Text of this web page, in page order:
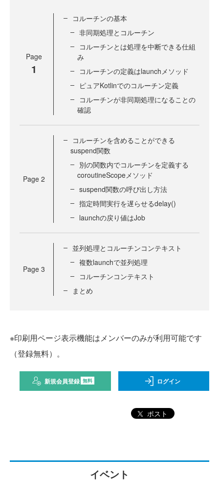
Page
1
コルーチンの基本
非同期処理とコルーチン
コルーチンとは処理を中断できる仕組
み
コルーチンの定義はlaunchメソッド
ピュアKotlinでのコルーチン定義
コルーチンが非同期処理になることの
確認
Page 2
コルーチンを含めることができる
suspend関数
別の関数内でコルーチンを定義する
coroutineScopeメソッド
suspend関数の呼び出し方法
指定時間実行を遅らせるdelay()
launchの戻り値はJob
Page 3
並列処理とコルーチンコンテキスト
複数launchで並列処理
コルーチンコンテキスト
まとめ
※印刷用ページ表示機能はメンバーのみが利用可能です
（登録無料）。
新規会員登録 無料 ログイン
ポスト
イベント